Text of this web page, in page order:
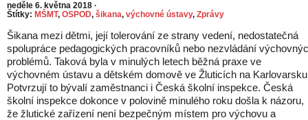
neděle 6. května 2018 ·
Štítky: MŠMT, OSPOD, šikana, výchovné ústavy, Zprávy
Šikana mezi dětmi, její tolerování ze strany vedení, nedostatečná
spolupráce pedagogických pracovníků nebo nezvládání
problémů. Taková byla v minulých letech běžná praxe ve
výchovném ústavu a dětském domově ve Žluticích na
Potvrzují to bývalí zaměstnanci i Česká školní inspekce. Česká
školní inspekce dokonce v polovině minulého roku došla k názoru,
že žlutické zařízení není bezpečným místem pro výchovu a